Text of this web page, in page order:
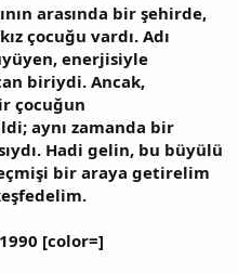
arasında bir şehirde,
çocuğu vardı. Adı
enerjisiyle
biriydi. Ancak,
çocuğun
aynı zamanda bir
Hadi gelin, bu büyülü
bir araya getirelim
[color=]